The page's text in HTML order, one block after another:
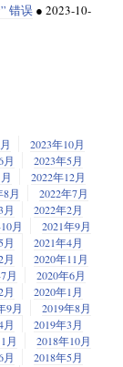
错误 ● 2023-10-
2023年10月
月
2023年5月
2022年12月
8月
2022年7月
月
2022年2月
月
2021年9月
月
2021年4月
月
2020年11月
月
2020年6月
月
2020年1月
9月
2019年8月
月
2019年3月
月
2018年10月
月
2018年5月